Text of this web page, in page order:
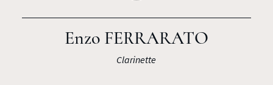
Enzo FERRARATO
Clarinette